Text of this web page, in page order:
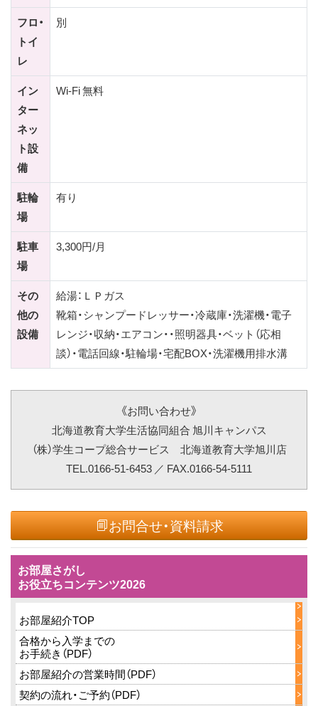
フロ・
トイ
レ
別
イン
ター
ネッ
ト設
備
Wi-Fi 無料
駐輪
場
有り
駐車
場
3,300円/月
その
他の
設備
給湯：ＬＰガス
靴箱・シャンプードレッサー・冷蔵庫・洗濯機・電子
レンジ・収納・エアコン・・照明器具・ベット（応相
談）・電話回線・駐輪場・宅配BOX・洗濯機用排水溝
《お問い合わせ》
北海道教育大学生活協同組合 旭川キャンパス
（株）学生コープ総合サービス 北海道教育大学旭川店
TEL.0166-51-6453 ／ FAX.0166-54-5111
お問合せ・資料請求
お部屋さがし
お役立ちコンテンツ2026
お部屋紹介TOP
合格から入学までの
お手続き（PDF）
お部屋紹介の営業時間（PDF）
契約の流れ・ご予約（PDF）